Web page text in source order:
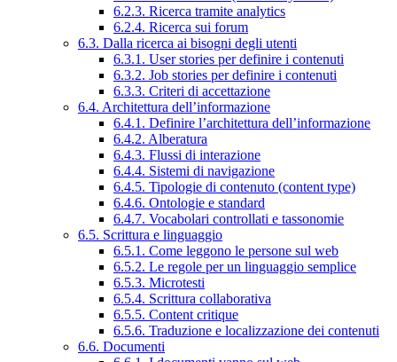
6.2.3. Ricerca tramite analytics
6.2.4. Ricerca sui forum
6.3. Dalla ricerca ai bisogni degli utenti
6.3.1. User stories per definire i contenuti
6.3.2. Job stories per definire i contenuti
6.3.3. Criteri di accettazione
6.4. Architettura dell’informazione
6.4.1. Definire l’architettura dell’informazione
6.4.2. Alberatura
6.4.3. Flussi di interazione
6.4.4. Sistemi di navigazione
6.4.5. Tipologie di contenuto (content type)
6.4.6. Ontologie e standard
6.4.7. Vocabolari controllati e tassonomie
6.5. Scrittura e linguaggio
6.5.1. Come leggono le persone sul web
6.5.2. Le regole per un linguaggio semplice
6.5.3. Microtesti
6.5.4. Scrittura collaborativa
6.5.5. Content critique
6.5.6. Traduzione e localizzazione dei contenuti
6.6. Documenti